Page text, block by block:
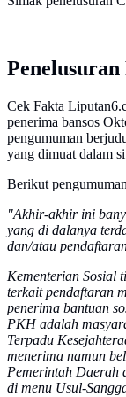
Cek Fakta
penerima bansos
pengumuman
yang dimuat dalam
Berikut
"Akhir-akhir ini
yang di dalanya
dan/atau
Kementerian Sosial
terkait pendaftaran
penerima bantuan
PKH adalah
Terpadu
menerima namun
Pemerintah Daerah
di menu Usul-